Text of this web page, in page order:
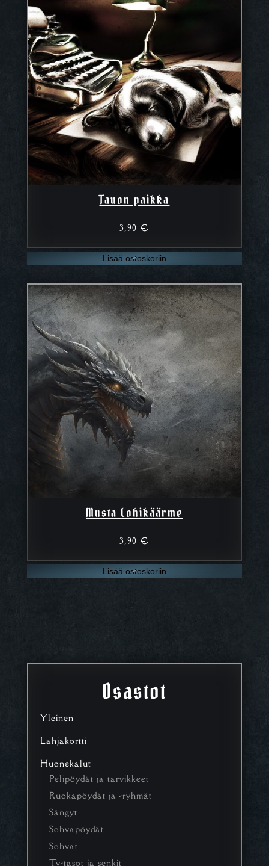
Osastot
Yleinen
Lahjakortti
Huonekalut
Pelipöydät ja tarvikkeet
Ruokapöydät ja -ryhmät
Sängyt
Sohvapöydät
Sohvat
Tv-tasot ja senkit
Tauon paikka
3,90€
Lisää ostoskoriin
Musta Lohikäärme
3,90€
Lisää ostoskoriin